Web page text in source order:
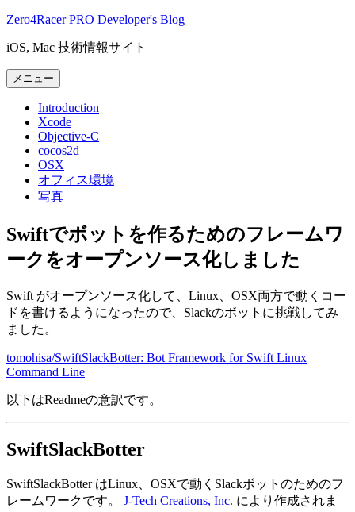
コ
テ
ン
ツ
Zero4Racer PRO Developer's Blog
iOS, Mac 技術情報サイト
メニュー
Introduction
Xcode
Objective-C
cocos2d
OSX
オフィス環境
写真
Swiftでボットを作るためのフレームワ
ークをオープンソース化しました
Swift がオープンソース化して、Linux、OSX両方で動くコー
ドを書けるようになったので、Slackのボットに挑戦してみ
ました。
tomohisa/SwiftSlackBotter: Bot Framework for Swift Linux
Command Line
以下はReadmeの意訳です。
SwiftSlackBotter
SwiftSlackBotter はLinux、OSXで動くSlackボットのためのフ
レームワークです。 J-Tech Creations, Inc. により作成されま